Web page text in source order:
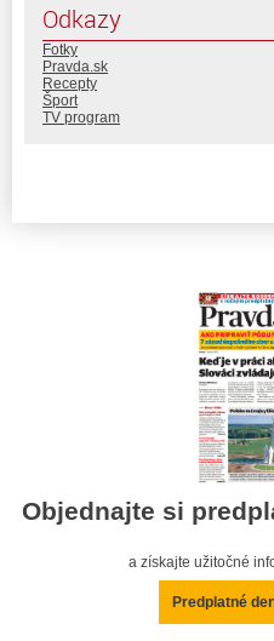
Odkazy
Fotky
Pravda.sk
Recepty
Šport
TV program
Objednajte si
a získajte užitočné
Predplatné